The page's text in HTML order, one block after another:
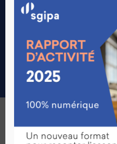
Retour aux offres